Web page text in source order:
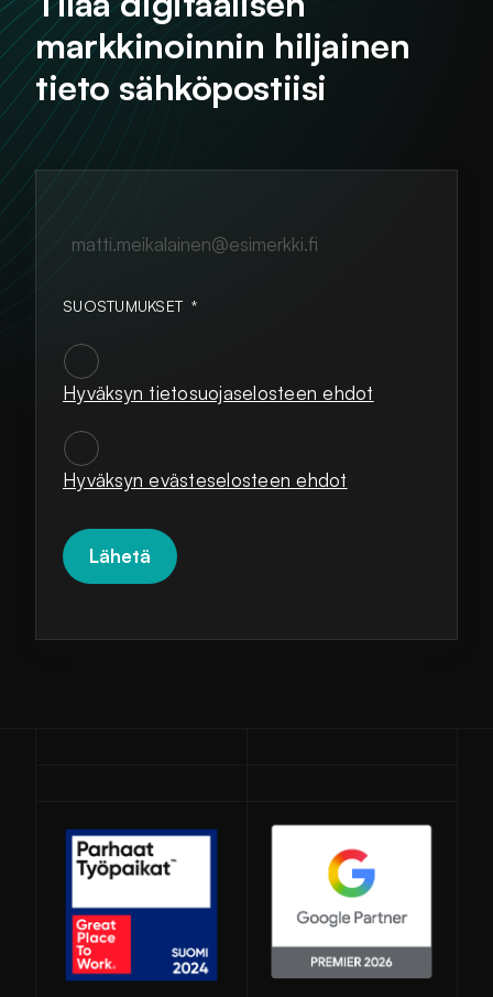
markkinoinnin hiljainen
tieto sähköpostiisi
SUOSTUMUKSET *
Hyväksyn tietosuojaselosteen ehdot
SUOSTUMUKSET
Hyväksyn evästeselosteen ehdot